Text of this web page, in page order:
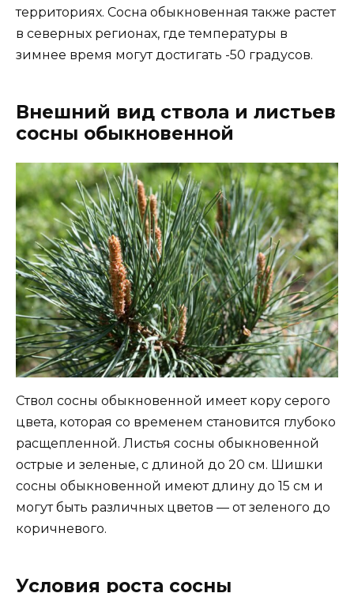
территориях. Сосна обыкновенная также растет
в северных регионах, где температуры в
зимнее время могут достигать -50 градусов.
Внешний вид ствола и листьев
сосны обыкновенной
Ствол сосны обыкновенной имеет кору серого
цвета, которая со временем становится глубоко
расщепленной. Листья сосны обыкновенной
острые и зеленые, с длиной до 20 см. Шишки
сосны обыкновенной имеют длину до 15 см и
могут быть различных цветов — от зеленого до
коричневого.
Условия роста сосны